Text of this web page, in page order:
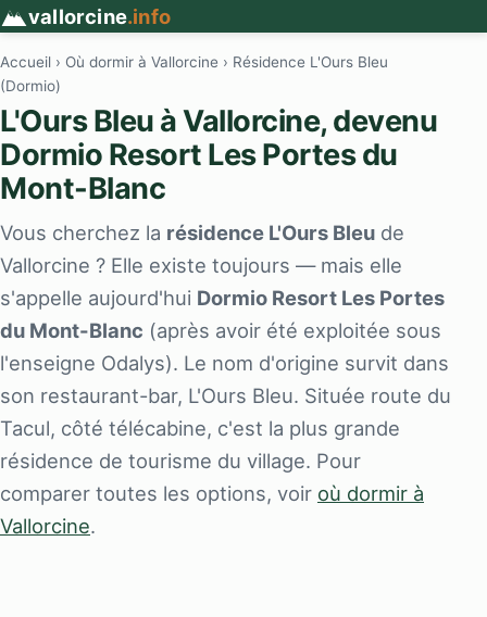
vallorcine.info
Accueil › Où dormir à Vallorcine › Résidence L'Ours Bleu
(Dormio)
L'Ours Bleu à Vallorcine, devenu
Dormio Resort Les Portes du
Mont-Blanc
Vous cherchez la résidence L'Ours Bleu de
Vallorcine ? Elle existe toujours — mais elle
s'appelle aujourd'hui Dormio Resort Les Portes
du Mont-Blanc (après avoir été exploitée sous
l'enseigne Odalys). Le nom d'origine survit dans
son restaurant-bar, L'Ours Bleu. Située route du
Tacul, côté télécabine, c'est la plus grande
résidence de tourisme du village. Pour
comparer toutes les options, voir où dormir à
Vallorcine.